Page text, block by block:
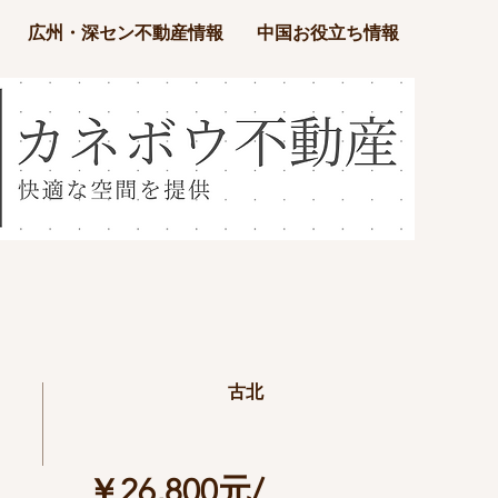
広州・深セン不動産情報 中国お役立ち情報
古北